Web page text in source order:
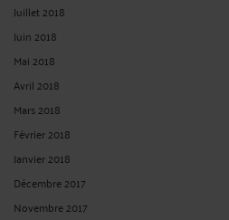
Juillet 2018
Juin 2018
Mai 2018
Avril 2018
Mars 2018
Février 2018
Janvier 2018
Décembre 2017
Novembre 2017